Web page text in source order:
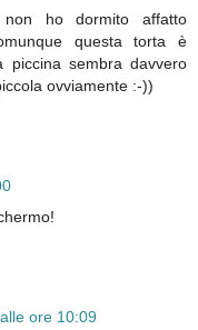
ho dormito affatto
questa torta è
sembra davvero
ovviamente :-))
ore 10:09